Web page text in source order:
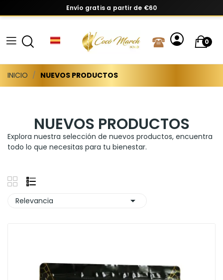
Envío gratis a partir de €60
0
INICIO NUEVOS PRODUCTOS
NUEVOS PRODUCTOS
Explora nuestra selección de nuevos productos, encuentra
todo lo que necesitas para tu bienestar.
Relevancia 